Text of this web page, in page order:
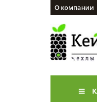
О компании